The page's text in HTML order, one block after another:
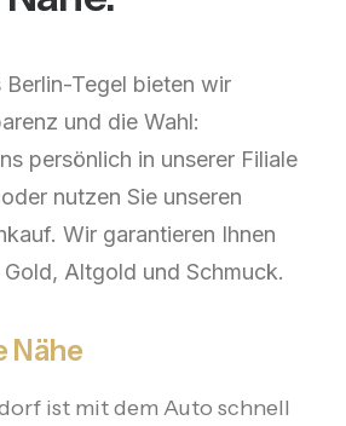
Berlin-Tegel bieten wir
und die Wahl:
persönlich in unserer Filiale
nutzen Sie unseren
Wir garantieren Ihnen
Altgold und Schmuck.
Nähe
ist mit dem Auto schnell